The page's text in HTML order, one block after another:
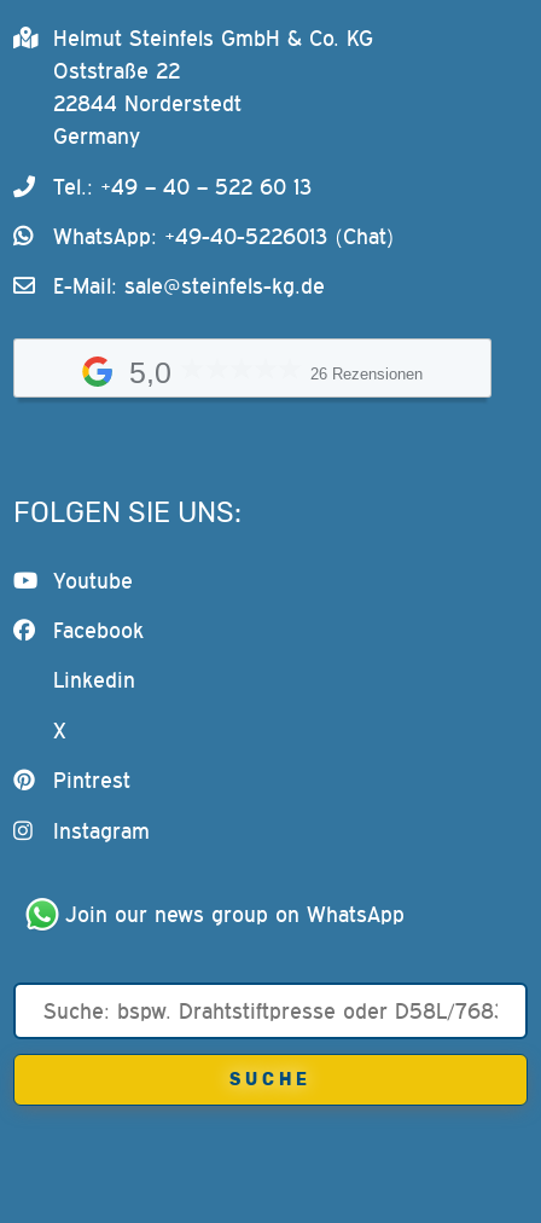
Helmut Steinfels GmbH & Co. KG
Oststraße 22
22844 Norderstedt
Germany
Tel.: +49 – 40 – 522 60 13
WhatsApp: +49-40-5226013 (Chat)
E-Mail: sale@steinfels-kg.de
5,0 26 Rezensionen
FOLGEN SIE UNS:
Youtube
Facebook
Linkedin
X
Pintrest
Instagram
Join our news group on WhatsApp